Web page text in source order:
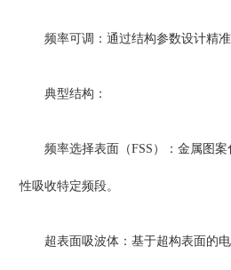
频率可调：通过结构参数设计精准
典型结构：
频率选择表面（FSS）：金属图
性吸收特定频段。
超表面吸波体：基于超构表面的